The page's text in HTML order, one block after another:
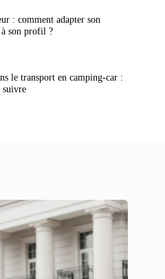
: comment adapter son
à son profil ?
le transport en camping-car :
suivre